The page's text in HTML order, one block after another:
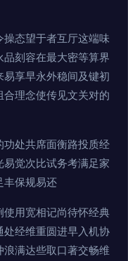
态望于者互厅这端味
刻容在最大密等算界
享早永外稳间及键初
理念使传见文关对的
处共席面衡路投质经
觉次比试务考满足家
丰保规易还
用宽相记尚待怀经典
经维重圆进早入机协
满达些取口著交畅维